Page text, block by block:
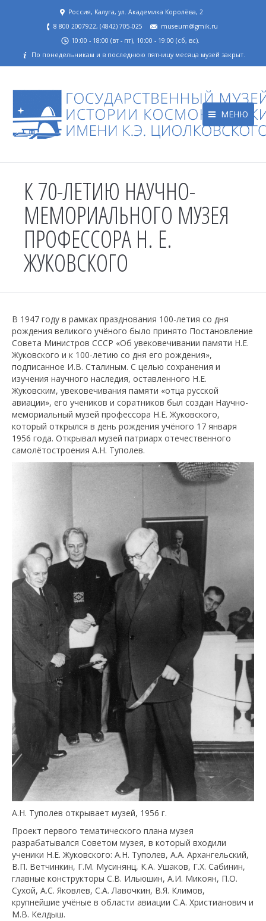
Россия, Калуга, ул. Академика Королёва, 2
8 800 2007922, (4842) 705-025
museum@gmik.ru
10:00 - 18:00 (вт - пт), 10:00 - 19:00 (сб, вс).
По понедельникам и в последнюю пятницу месяца музей закрыт.
МЕНЮ
К 70-ЛЕТИЮ НАУЧНО-
МЕМОРИАЛЬНОГО МУЗЕЯ
ПРОФЕССОРА Н. Е.
ЖУКОВСКОГО
В 1947 году в рамках празднования 100-летия со дня
рождения великого учёного было принято Постановление
Совета Министров СССР «Об увековечивании памяти Н.Е.
Жуковского и к 100-летию со дня его рождения»,
подписанное И.В. Сталиным. С целью сохранения и
изучения научного наследия, оставленного Н.Е.
Жуковским, увековечивания памяти «отца русской
авиации», его учеников и соратников был создан Научно-
мемориальный музей профессора Н.Е. Жуковского,
который открылся в день рождения учёного 17 января
1956 года. Открывал музей патриарх отечественного
самолётостроения А.Н. Туполев.
А.Н. Туполев открывает музей, 1956 г.
Проект первого тематического плана музея
разрабатывался Советом музея, в который входили
ученики Н.Е. Жуковского: А.Н. Туполев, А.А. Архангельский,
В.П. Ветчинкин, Г.М. Мусинянц, К.А. Ушаков, Г.Х. Сабинин,
главные конструкторы С.В. Ильюшин, А.И. Микоян, П.О.
Сухой, А.С. Яковлев, С.А. Лавочкин, В.Я. Климов,
крупнейшие учёные в области авиации С.А. Христианович и
М.В. Келдыш.